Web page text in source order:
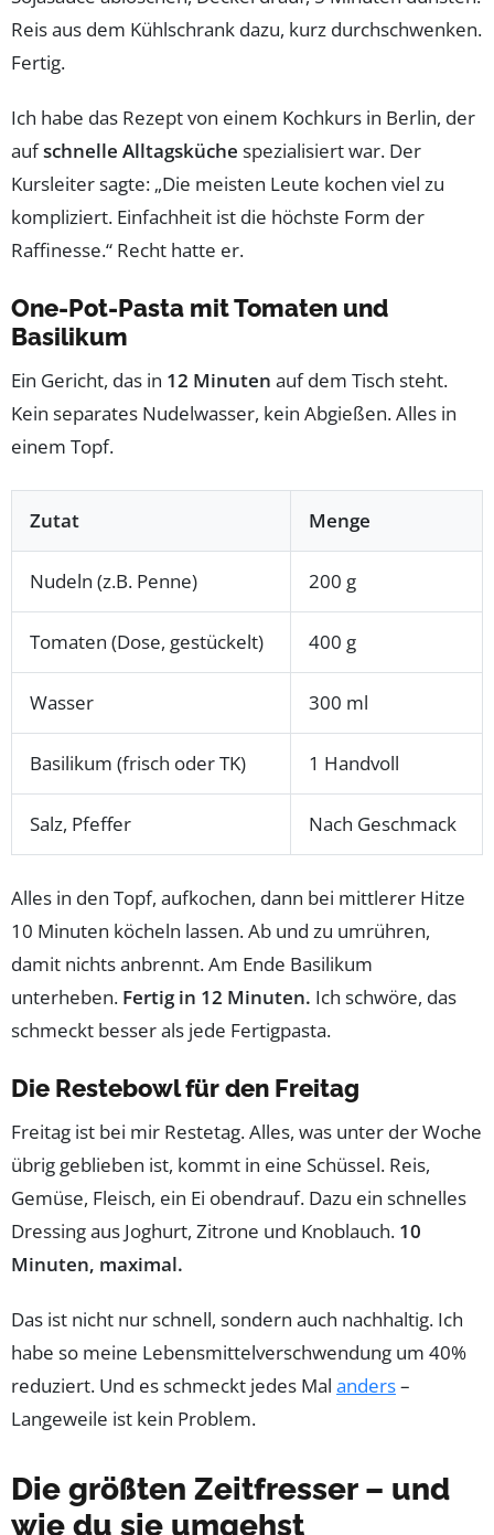
Reis aus dem Kühlschrank dazu, kurz durchschwenken.
Fertig.
Ich habe das Rezept von einem Kochkurs in Berlin, der
aufschnelle Alltagsküche spezialisiert war. Der
Kursleiter sagte: „Die meisten Leute kochen viel zu
kompliziert. Einfachheit ist die höchste Form der
Raffinesse.“ Recht hatte er.
One-Pot-Pasta mit Tomaten und
Basilikum
Ein Gericht, das in 12 Minuten auf dem Tisch steht.
Kein separates Nudelwasser, kein Abgießen. Alles in
einem Topf.
Zutat Menge
Nudeln (z.B. Penne) 200 g
Tomaten (Dose, gestückelt) 400 g
Wasser 300 ml
Basilikum (frisch oder TK) 1 Handvoll
Salz, Pfeffer Nach Geschmack
Alles in den Topf, aufkochen, dann bei mittlerer Hitze
10 Minuten köcheln lassen. Ab und zu umrühren,
damit nichts anbrennt. Am Ende Basilikum
unterheben. Fertig in 12 Minuten. Ich schwöre, das
schmeckt besser als jede Fertigpasta.
Die Restebowl für den Freitag
Freitag ist bei mir Restetag. Alles, was unter der Woche
übrig geblieben ist, kommt in eine Schüssel. Reis,
Gemüse, Fleisch, ein Ei obendrauf. Dazu ein schnelles
Dressing aus Joghurt, Zitrone und Knoblauch. 10
Minuten, maximal.
Das ist nicht nur schnell, sondern auch nachhaltig. Ich
habe so meine Lebensmittelverschwendung um 40%
reduziert. Und es schmeckt jedes Mal anders–
Langeweile ist kein Problem.
Die größten Zeitfresser – und
wie du sie umgehst